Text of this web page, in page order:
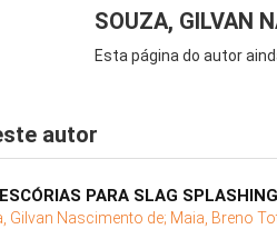
SOUZA, GILVAN
Esta página do autor
autor
PARA SLAG
Gilvan Nascimento de; Maia, Breno